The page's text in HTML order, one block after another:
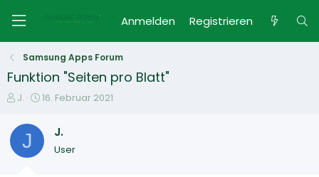
Anmelden Registrieren
Samsung Apps Forum
Funktion "Seiten pro Blatt"
E
s
e
J.
E
t
e
16. Februar 2021
J J.
User